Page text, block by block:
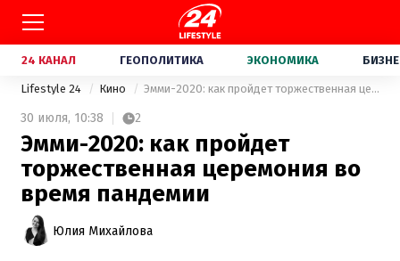
24 КАНАЛ ГЕОПОЛИТИКА ЭКОНОМИКА
Lifestyle 24 Кино Эмми-2020: как пройдет торжественная церемония во время пандемии
30 июля, 10:38 2
Эмми-2020: как пройдет
торжественная церемония во
время пандемии
Юлия Михайлова